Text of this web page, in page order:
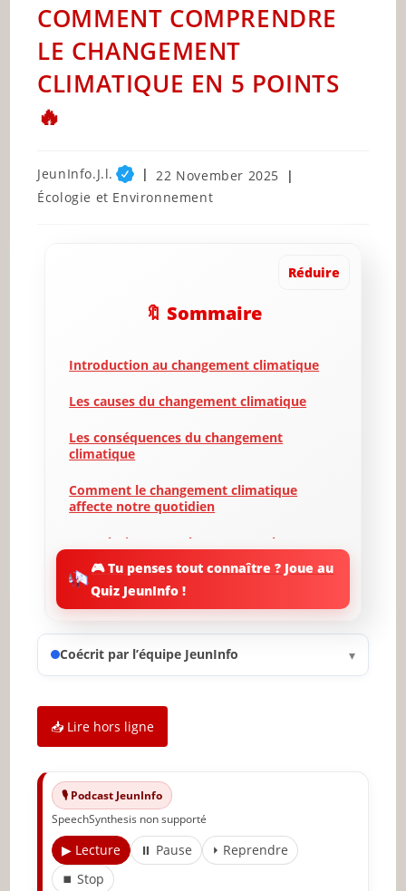
COMMENT COMPRENDRE
LE CHANGEMENT
CLIMATIQUE EN 5 POINTS
🔥
Post
author:
JeunInfo.J.l.
Post
published:
22 November 2025
Post
Écologie et Environnement
Réduire
🔖 Sommaire
Introduction au changement climatique
Les causes du changement climatique
Les conséquences du changement
climatique
Comment le changement climatique
affecte notre quotidien
Les solutions pour lutter contre le
Le rôle des individus dans la lutte contre
le changement climatique
L’importance de l’éducation et de la
sensibilisation
Conclusion et appel à l’action
✨ Nouveau sur JeunInfo ?
Articles recommandés
Partager l'amour
🎮 Tu penses tout connaître ? Joue au
Quiz JeunInfo !
Coécrit par l’équipe JeunInfo ▾
📥 Lire hors ligne
🎙️ Podcast JeunInfo
SpeechSynthesis non supporté
▶ Lecture ⏸ Pause
⏵ Reprendre
⏹ Stop